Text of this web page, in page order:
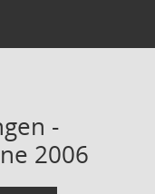
-
2006